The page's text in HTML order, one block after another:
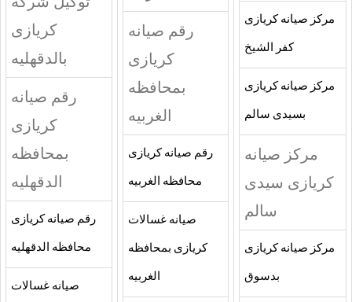
مركز صيانه كريازى
كفر الشيخ
مركز صيانه كريازى
بسيدى سالم
مركز صيانه
كريازى سيدى
سالم
مركز صيانه كريازى
بدسوق
رقم صيانه
كريازى
بمحافظه
الغربيه
رقم صيانه كريازى
محافظه الغربيه
صيانه غسالات
كريازى بمحافظه
الغربيه
كريازى
بالدقهليه
رقم صيانه
كريازى
بمحافظه
الدقهليه
رقم صيانه كريازى
محافظه الدقهليه
صيانه غسالات